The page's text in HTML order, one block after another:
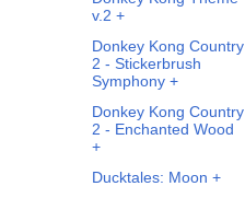
v.2 +
Donkey Kong Country
2 - Stickerbrush
Symphony +
Donkey Kong Country
2 - Enchanted Wood
+
Ducktales: Moon +